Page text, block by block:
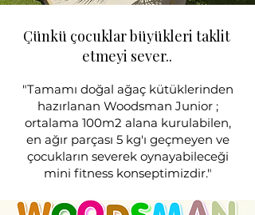
Çünkü çocuklar büyükleri taklit
etmeyi sever..
"Tamamı doğal ağaç kütüklerinden
hazırlanan Woodsman Junior ;
ortalama 100m2 alana kurulabilen,
en ağır parçası 5 kg'ı geçmeyen ve
çocukların severek oynayabileceği
mini fitness konseptimizdir."